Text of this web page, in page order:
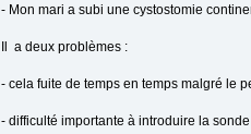
- Mon mari a subi une cystostomie
Il a deux problèmes :
- cela fuite de temps en temps malgré le
- difficulté importante à introduire la